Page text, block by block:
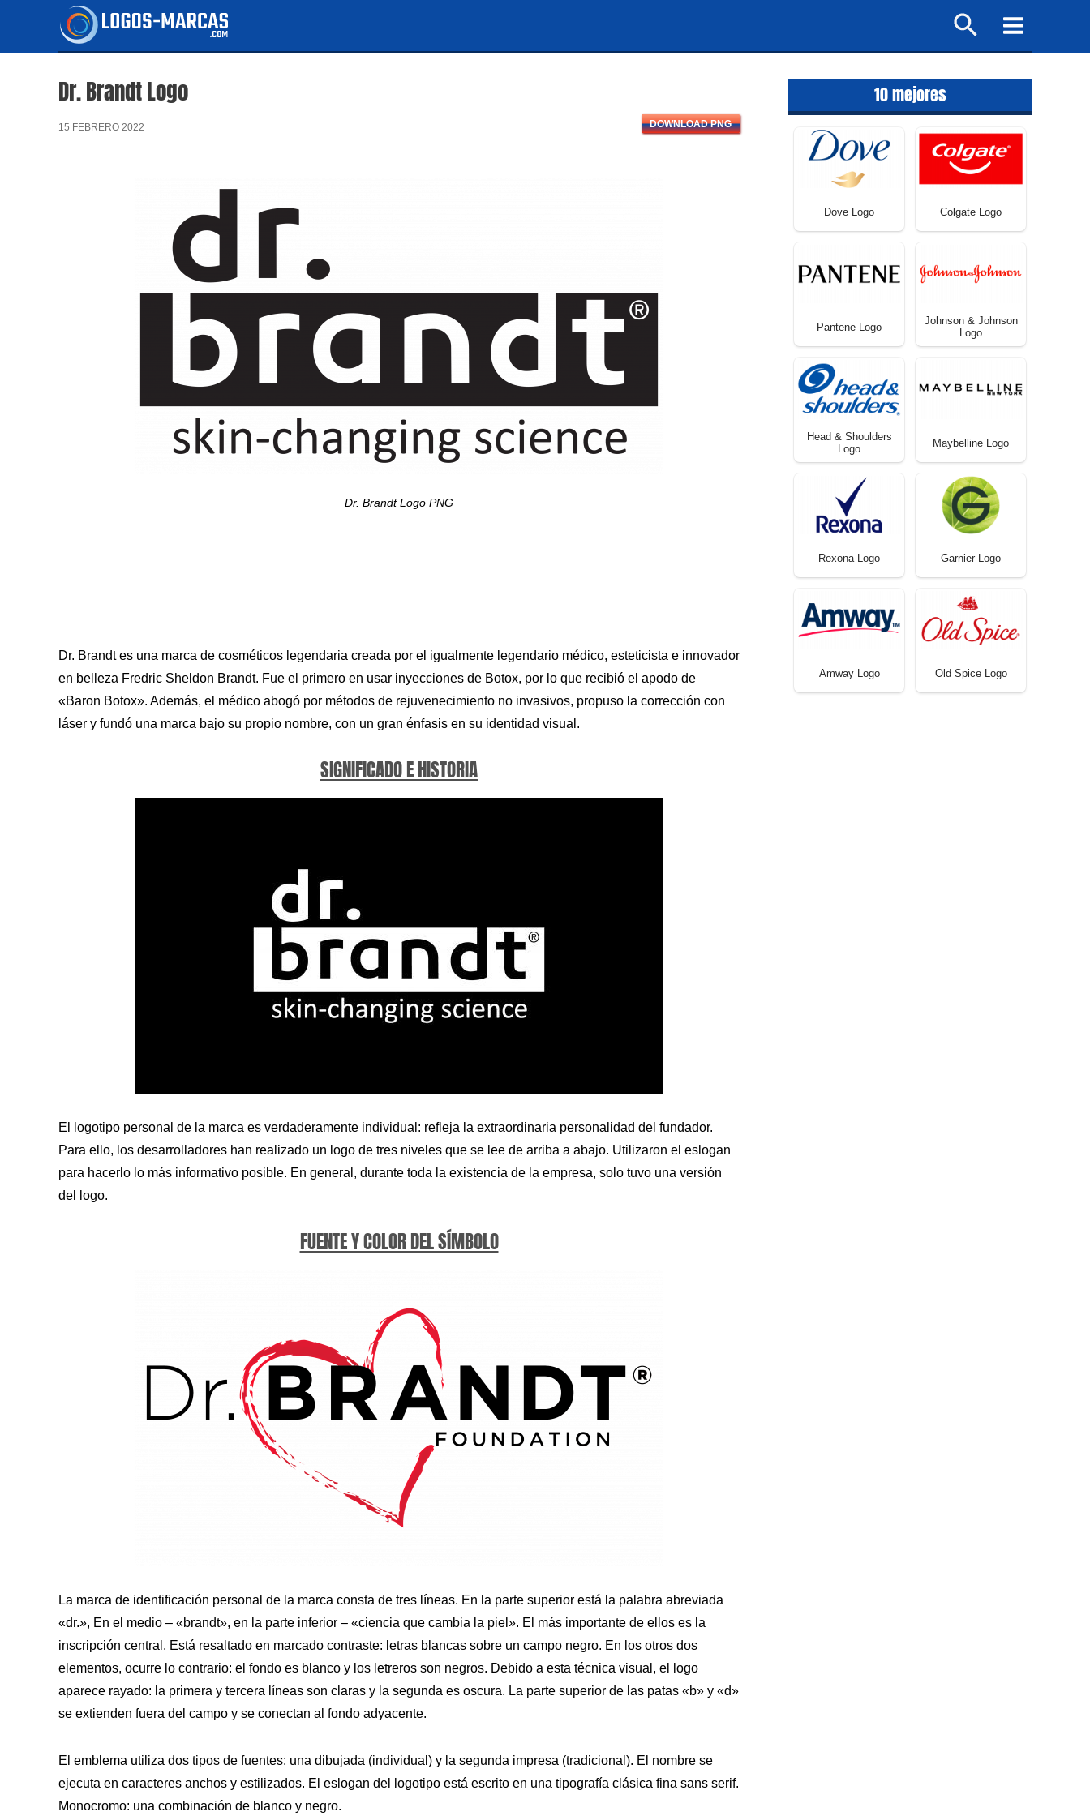
contenido
Buscar
Main
Menu
Dr. Brandt Logo
15 FEBRERO 2022 DOWNLOAD PNG
Dr. Brandt Logo PNG
Dr. Brandt es una marca de cosméticos legendaria creada por el igualmente legendario médico, esteticista e innovador
en belleza Fredric Sheldon Brandt. Fue el primero en usar inyecciones de Botox, por lo que recibió el apodo de
«Baron Botox». Además, el médico abogó por métodos de rejuvenecimiento no invasivos, propuso la corrección con
láser y fundó una marca bajo su propio nombre, con un gran énfasis en su identidad visual.
SIGNIFICADO E HISTORIA
El logotipo personal de la marca es verdaderamente individual: refleja la extraordinaria personalidad del fundador.
Para ello, los desarrolladores han realizado un logo de tres niveles que se lee de arriba a abajo. Utilizaron el eslogan
para hacerlo lo más informativo posible. En general, durante toda la existencia de la empresa, solo tuvo una versión
del logo.
FUENTE Y COLOR DEL SÍMBOLO
La marca de identificación personal de la marca consta de tres líneas. En la parte superior está la palabra abreviada
«dr.», En el medio – «brandt», en la parte inferior – «ciencia que cambia la piel». El más importante de ellos es la
inscripción central. Está resaltado en marcado contraste: letras blancas sobre un campo negro. En los otros dos
elementos, ocurre lo contrario: el fondo es blanco y los letreros son negros. Debido a esta técnica visual, el logo
aparece rayado: la primera y tercera líneas son claras y la segunda es oscura. La parte superior de las patas «b» y «d»
se extienden fuera del campo y se conectan al fondo adyacente.
El emblema utiliza dos tipos de fuentes: una dibujada (individual) y la segunda impresa (tradicional). El nombre se
ejecuta en caracteres anchos y estilizados. El eslogan del logotipo está escrito en una tipografía clásica fina sans serif.
Monocromo: una combinación de blanco y negro.
10 mejores
Dove Logo Colgate Logo
Pantene Logo
Johnson & Johnson
Logo
Head & Shoulders
Logo
Maybelline Logo
Rexona Logo Garnier Logo
Amway Logo Old Spice Logo